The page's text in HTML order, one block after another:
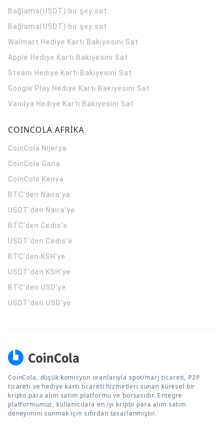
Bağlama(USDT) bir şey sat.
Bağlama(USDT) bir şey sat.
Walmart Hediye Kartı Bakiyesini Sat
Apple Hediye Kartı Bakiyesini Sat
Steam Hediye Kartı Bakiyesini Sat
Google Play Hediye Kartı Bakiyesini Sat
Vanilya Hediye Kartı Bakiyesini Sat
COINCOLA AFRİKA
CoinCola Nijerya
CoinCola Gana
CoinCola Kenya
BTC'den Naira'ya
USDT'den Naira'ye
BTC'den Cedis'e
USDT'den Cedis'e
BTC'den KSH'ye
USDT'den KSH'ye
BTC'den USD'ye
USDT'den USD'ye
CoinCola, düşük komisyon oranlarıyla spot/marj ticareti, P2P
ticareti ve hediye kartı ticareti hizmetleri sunan küresel bir
kripto para alım satım platformu ve borsasıdır. Entegre
platformumuz, kullanıcılara en iyi kripto para alım satım
deneyimini sunmak için sıfırdan tasarlanmıştır.